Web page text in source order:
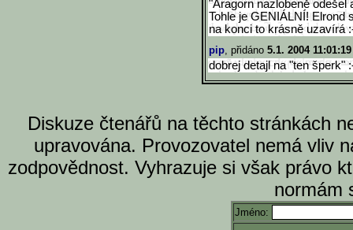
"Aragorn nazlobeně odešel
Tohle je GENIÁLNÍ! Elrond
na konci to krásně uzavírá
pip, přidáno 5.1. 2004 11:01:19
dobrej detajl na "ten šperk"
Diskuze čtenářů na těchto stránkách
upravována. Provozovatel nemá vliv
zodpovědnost. Vyhrazuje si však právo
normám
Jméno: